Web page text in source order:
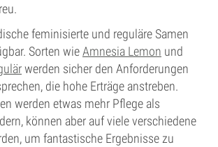
feminisierte und reguläre Samen
Sorten wieAmnesia Lemon und
werden sicher den Anforderungen
die hohe Erträge anstreben.
werden etwas mehr Pflege als
können aber auf viele verschiedene
um fantastische Ergebnisse zu